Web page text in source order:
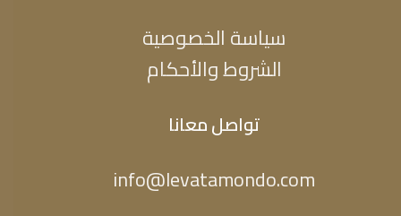
سياسة الخصوصية
الشروط والأحكام
تواصل معانا
info@levatamondo.com